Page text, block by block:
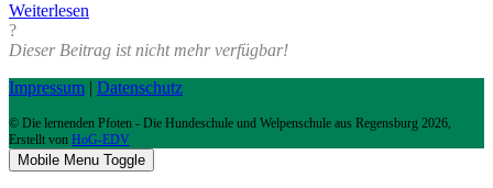
Weiterlesen
?
Dieser Beitrag ist nicht mehr verfügbar!
Impressum | Datenschutz
© Die lernenden Pfoten - Die Hundeschule und Welpenschule aus Regensburg 2026,
Erstellt von HoG-EDV
Mobile Menu Toggle